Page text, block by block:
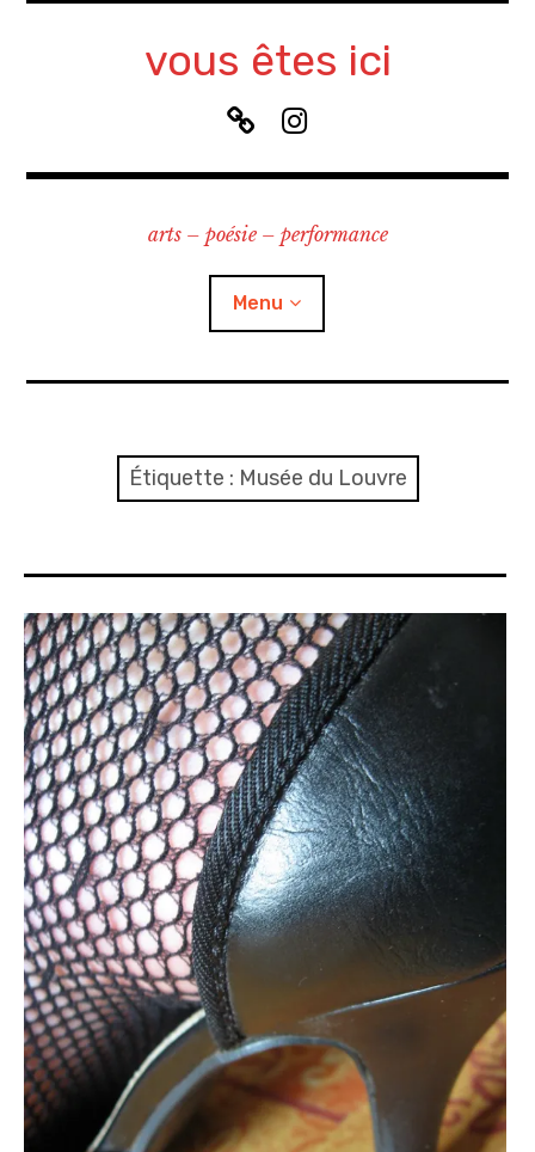
vous êtes ici
u
S
k
y
I
s
a
g
a
arts – poésie – performance
Menu
sites & blogs
poésie & cie
workshops & ateliers
Étiquette : Musée du Louvre